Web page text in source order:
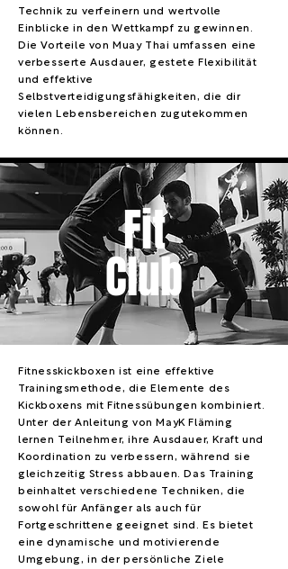
Technik zu verfeinern und wertvolle
Einblicke in den Wettkampf zu gewinnen.
Die Vorteile von Muay Thai umfassen eine
verbesserte Ausdauer, gestete Flexibilität
und effektive
Selbstverteidigungsfähigkeiten, die dir
vielen Lebensbereichen zugutekommen
können.
Fit
Club
Fitnesskickboxen ist eine effektive
Trainingsmethode, die Elemente des
Kickboxens mit Fitnessübungen kombiniert.
Unter der Anleitung von MayK Fläming
lernen Teilnehmer, ihre Ausdauer, Kraft und
Koordination zu verbessern, während sie
gleichzeitig Stress abbauen. Das Training
beinhaltet verschiedene Techniken, die
sowohl für Anfänger als auch für
Fortgeschrittene geeignet sind. Es bietet
eine dynamische und motivierende
Umgebung, in der persönliche Ziele